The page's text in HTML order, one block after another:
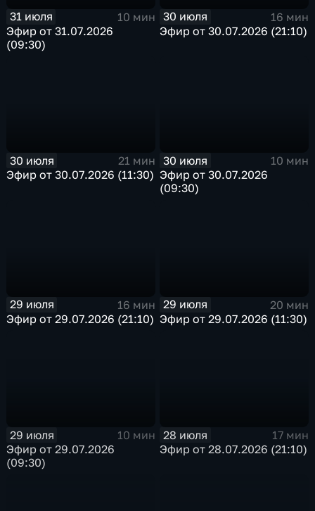
31 июля
10 мин
Эфир от 31.07.2026
(09:30)
30 июля
16 мин
Эфир от 30.07.2026 (21:10)
30 июля
21 мин
Эфир от 30.07.2026 (11:30)
30 июля
10 мин
Эфир от 30.07.2026
(09:30)
29 июля
16 мин
Эфир от 29.07.2026 (21:10)
29 июля
20 мин
Эфир от 29.07.2026 (11:30)
29 июля
10 мин
Эфир от 29.07.2026
(09:30)
28 июля
17 мин
Эфир от 28.07.2026 (21:10)